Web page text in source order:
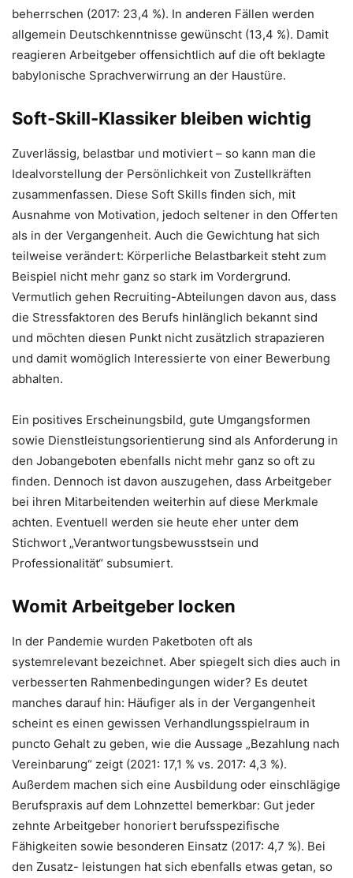
beherrschen (2017: 23,4 %). In anderen Fällen werden
allgemein Deutschkenntnisse gewünscht (13,4 %). Damit
reagieren Arbeitgeber offensichtlich auf die oft beklagte
babylonische Sprachverwirrung an der Haustüre.
Soft-Skill-Klassiker bleiben wichtig
Zuverlässig, belastbar und motiviert – so kann man die
Idealvorstellung der Persönlichkeit von Zustellkräften
zusammenfassen. Diese Soft Skills finden sich, mit
Ausnahme von Motivation, jedoch seltener in den Offerten
als in der Vergangenheit. Auch die Gewichtung hat sich
teilweise verändert: Körperliche Belastbarkeit steht zum
Beispiel nicht mehr ganz so stark im Vordergrund.
Vermutlich gehen Recruiting-Abteilungen davon aus, dass
die Stressfaktoren des Berufs hinlänglich bekannt sind
und möchten diesen Punkt nicht zusätzlich strapazieren
und damit womöglich Interessierte von einer Bewerbung
abhalten.
Ein positives Erscheinungsbild, gute Umgangsformen
sowie Dienstleistungsorientierung sind als Anforderung in
den Jobangeboten ebenfalls nicht mehr ganz so oft zu
finden. Dennoch ist davon auszugehen, dass Arbeitgeber
bei ihren Mitarbeitenden weiterhin auf diese Merkmale
achten. Eventuell werden sie heute eher unter dem
Stichwort „Verantwortungsbewusstsein und
Professionalität“ subsumiert.
Womit Arbeitgeber locken
In der Pandemie wurden Paketboten oft als
systemrelevant bezeichnet. Aber spiegelt sich dies auch in
verbesserten Rahmenbedingungen wider? Es deutet
manches darauf hin: Häufiger als in der Vergangenheit
scheint es einen gewissen Verhandlungsspielraum in
puncto Gehalt zu geben, wie die Aussage „Bezahlung nach
Vereinbarung“ zeigt (2021: 17,1 % vs. 2017: 4,3 %).
Außerdem machen sich eine Ausbildung oder einschlägige
Berufspraxis auf dem Lohnzettel bemerkbar: Gut jeder
zehnte Arbeitgeber honoriert berufsspezifische
Fähigkeiten sowie besonderen Einsatz (2017: 4,7 %). Bei
den Zusatz- leistungen hat sich ebenfalls etwas getan, so